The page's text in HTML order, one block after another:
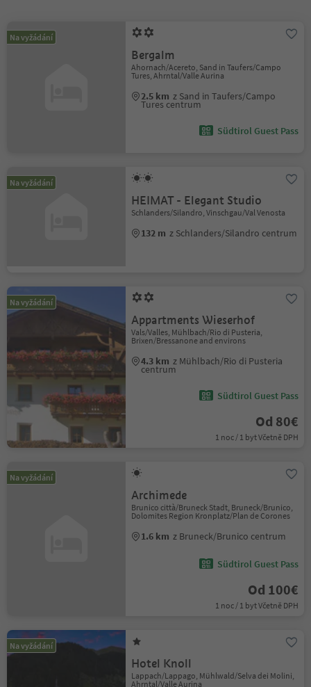
Na vyžádání
Bergalm
Ahornach/Acereto, Sand in Taufers/Campo
Tures, Ahrntal/Valle Aurina
2.5 km z Sand in Taufers/Campo
Tures centrum
Südtirol Guest Pass
Na vyžádání
HEIMAT - Elegant Studio
Schlanders/Silandro, Vinschgau/Val Venosta
132 m z Schlanders/Silandro centrum
Na vyžádání
Appartments Wieserhof
Vals/Valles, Mühlbach/Rio di Pusteria,
Brixen/Bressanone and environs
4.3 km z Mühlbach/Rio di Pusteria
centrum
Südtirol Guest Pass
Od 80€
1 noc / 1 byt Včetně DPH
Na vyžádání
Archimede
Brunico città/Bruneck Stadt, Bruneck/Brunico,
Dolomites Region Kronplatz/Plan de Corones
1.6 km z Bruneck/Brunico centrum
Südtirol Guest Pass
Od 100€
1 noc / 1 byt Včetně DPH
Na vyžádání
Hotel Knoll
Lappach/Lappago, Mühlwald/Selva dei Molini,
Ahrntal/Valle Aurina